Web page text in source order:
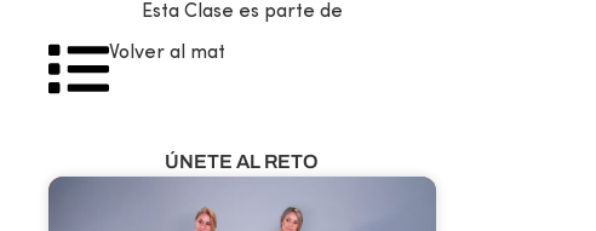
Esta Clase es parte de
Volver al mat
ÚNETE AL RETO